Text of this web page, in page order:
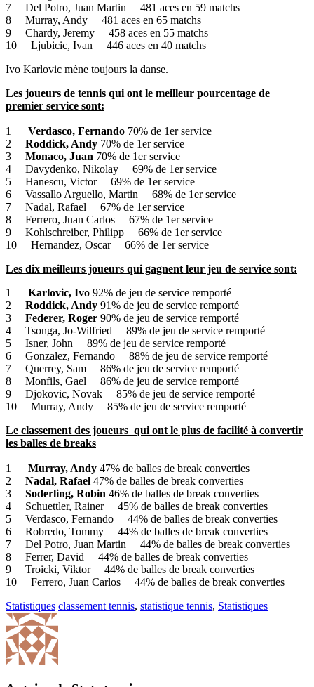
7 Del Potro, Juan Martin 481 aces en 59 matchs
8 Murray, Andy 481 aces en 65 matchs
9 Chardy, Jeremy 458 aces en 55 matchs
10 Ljubicic, Ivan 446 aces en 40 matchs
Ivo Karlovic mène toujours la danse.
Les joueurs de tennis qui ont le meilleur pourcentage de
premier service sont:
1 Verdasco, Fernando 70% de 1er service
2 Roddick, Andy 70% de 1er service
3 Monaco, Juan 70% de 1er service
4 Davydenko, Nikolay 69% de 1er service
5 Hanescu, Victor 69% de 1er service
6 Vassallo Arguello, Martin 68% de 1er service
7 Nadal, Rafael 67% de 1er service
8 Ferrero, Juan Carlos 67% de 1er service
9 Kohlschreiber, Philipp 66% de 1er service
10 Hernandez, Oscar 66% de 1er service
Les dix meilleurs joueurs qui gagnent leur jeu de service sont:
1 Karlovic, Ivo 92% de jeu de service remporté
2 Roddick, Andy 91% de jeu de service remporté
3 Federer, Roger 90% de jeu de service remporté
4 Tsonga, Jo-Wilfried 89% de jeu de service remporté
5 Isner, John 89% de jeu de service remporté
6 Gonzalez, Fernando 88% de jeu de service remporté
7 Querrey, Sam 86% de jeu de service remporté
8 Monfils, Gael 86% de jeu de service remporté
9 Djokovic, Novak 85% de jeu de service remporté
10 Murray, Andy 85% de jeu de service remporté
Le classement des joueurs qui ont le plus de facilité à convertir
les balles de breaks
1 Murray, Andy 47% de balles de break converties
2 Nadal, Rafael 47% de balles de break converties
3 Soderling, Robin 46% de balles de break converties
4 Schuettler, Rainer 45% de balles de break converties
5 Verdasco, Fernando 44% de balles de break converties
6 Robredo, Tommy 44% de balles de break converties
7 Del Potro, Juan Martin 44% de balles de break converties
8 Ferrer, David 44% de balles de break converties
9 Troicki, Viktor 44% de balles de break converties
10 Ferrero, Juan Carlos 44% de balles de break converties
Statistiques classement tennis, statistique tennis, Statistiques